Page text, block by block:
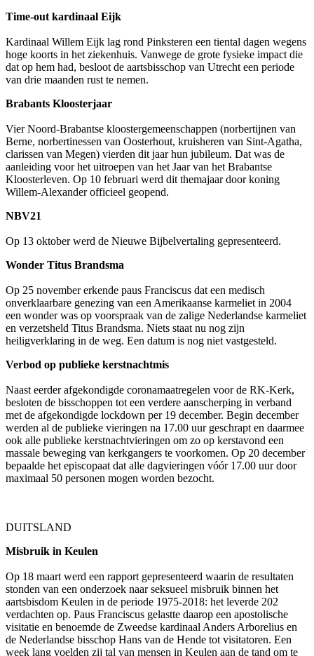
Time-out kardinaal Eijk
Kardinaal Willem Eijk lag rond Pinksteren een tiental dagen wegens
hoge koorts in het ziekenhuis. Vanwege de grote fysieke impact die
dat op hem had, besloot de aartsbisschop van Utrecht een periode
van drie maanden rust te nemen.
Brabants Kloosterjaar
Vier Noord-Brabantse kloostergemeenschappen (norbertijnen van
Berne, norbertinessen van Oosterhout, kruisheren van Sint-Agatha,
clarissen van Megen) vierden dit jaar hun jubileum. Dat was de
aanleiding voor het uitroepen van het Jaar van het Brabantse
Kloosterleven. Op 10 februari werd dit themajaar door koning
Willem-Alexander officieel geopend.
NBV21
Op 13 oktober werd de Nieuwe Bijbelvertaling gepresenteerd.
Wonder Titus Brandsma
Op 25 november erkende paus Franciscus dat een medisch
onverklaarbare genezing van een Amerikaanse karmeliet in 2004
een wonder was op voorspraak van de zalige Nederlandse karmeliet
en verzetsheld Titus Brandsma. Niets staat nu nog zijn
heiligverklaring in de weg. Een datum is nog niet vastgesteld.
Verbod op publieke kerstnachtmis
Naast eerder afgekondigde coronamaatregelen voor de RK-Kerk,
besloten de bisschoppen tot een verdere aanscherping in verband
met de afgekondigde lockdown per 19 december. Begin december
werden al de publieke vieringen na 17.00 uur geschrapt en daarmee
ook alle publieke kerstnachtvieringen om zo op kerstavond een
massale beweging van kerkgangers te voorkomen. Op 20 december
bepaalde het episcopaat dat alle dagvieringen vóór 17.00 uur door
maximaal 50 personen mogen worden bezocht.
DUITSLAND
Misbruik in Keulen
Op 18 maart werd een rapport gepresenteerd waarin de resultaten
stonden van een onderzoek naar seksueel misbruik binnen het
aartsbisdom Keulen in de periode 1975-2018: het leverde 202
verdachten op. Paus Franciscus gelastte daarop een apostolische
visitatie en benoemde de Zweedse kardinaal Anders Arborelius en
de Nederlandse bisschop Hans van de Hende tot visitatoren. Een
week lang voelden zij tal van mensen in Keulen aan de tand om te